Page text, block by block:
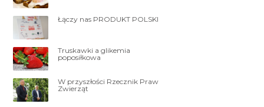
Łączy nas PRODUKT POLSKI
Truskawki a glikemia
poposiłkowa
W przyszłości Rzecznik Praw
Zwierząt